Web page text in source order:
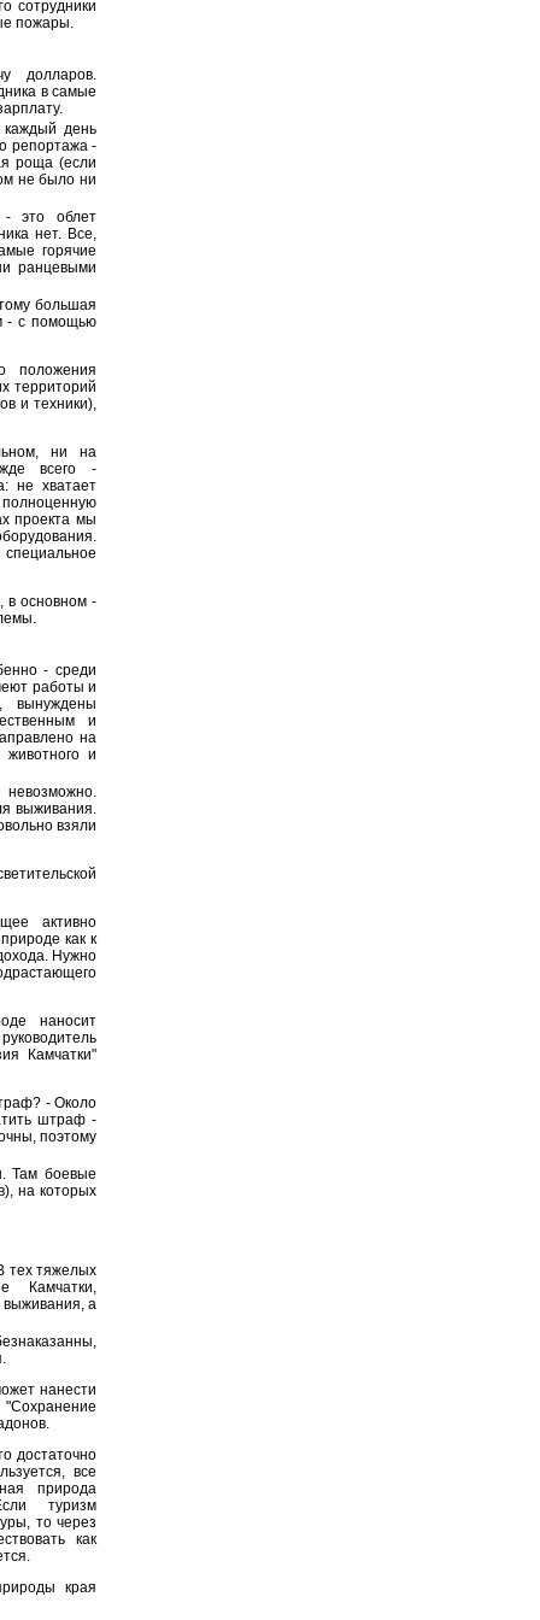
сотрудники
пожары.
долларов.
в самые
день
репортажа -
роща (если
не было ни
- это облет
нет. Все,
горячие
ранцевыми
большая
- с помощью
положения
территорий
и техники),
ни на
всего -
не хватает
проекта мы
в основном -
- среди
работы и
вынуждены
и
на
и
выживания.
взяли
активно
как к
Нужно
наносит
Камчатки"
- Около
штраф -
поэтому
Там боевые
на которых
тех тяжелых
Камчатки,
выживания, а
нанести
достаточно
все
природа
туризм
то через
как
края